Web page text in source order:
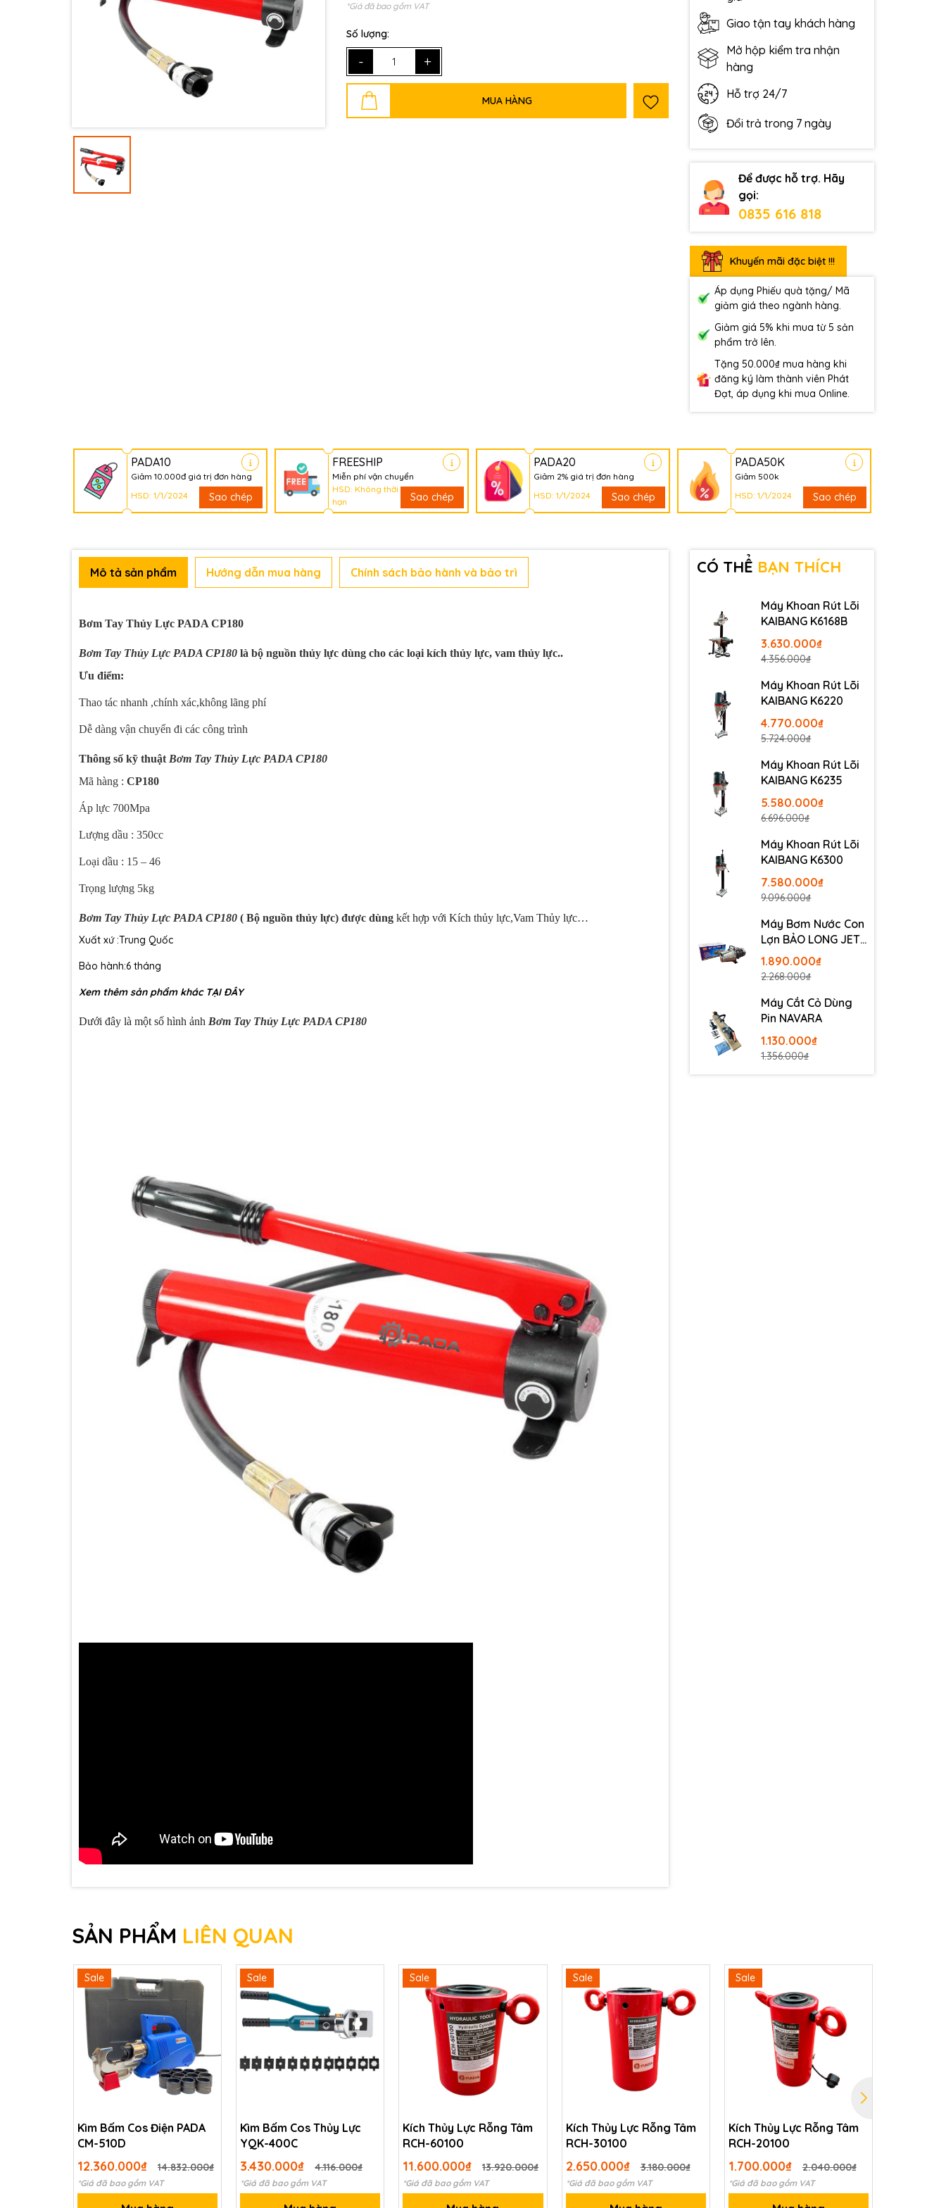
*Giá đã bao gồm VAT
Số lượng:
- +
MUA HÀNG
Giao tận tay khách hàng
Mở hộp kiểm tra nhận
hàng
Hỗ trợ 24/7
Đổi trả trong 7 ngày
Để được hỗ trợ. Hãy
gọi:
0835 616 818
Khuyến mãi đặc biệt !!!
Áp dụng Phiếu quà tặng/ Mã
giảm giá theo ngành hàng.
Giảm giá 5% khi mua từ 5 sản
phẩm trở lên.
Tặng 50.000₫ mua hàng khi
đăng ký làm thành viên Phát
Đạt, áp dụng khi mua Online.
PADA10
Giảm 10.000đ giá trị đơn hàng
HSD: 1/1/2024
Sao chép
FREESHIP
Miễn phí vận chuyển
HSD: Không thời
hạn
Sao chép
PADA20
Giảm 2% giá trị đơn hàng
HSD: 1/1/2024
Sao chép
PADA50K
Giảm 500k
HSD: 1/1/2024
Sao chép
Mã giảm giá:
Ngày hết hạn:
Điều kiện:
Mô tả sản phẩm Hướng dẫn mua hàng Chính sách bảo hành và bảo trì
Bơm Tay Thủy Lực PADA CP180
Bơm Tay Thủy Lực PADA CP180 là bộ nguồn thủy lực dùng cho các loại kích thủy lực, vam thủy lực..
Ưu điểm:
Thao tác nhanh ,chính xác,không lãng phí
Dễ dàng vận chuyển đi các công trình
Thông số kỹ thuật Bơm Tay Thủy Lực PADA CP180
Mã hàng : CP180
Áp lực 700Mpa
Lượng dầu : 350cc
Loại dầu : 15 – 46
Trọng lượng 5kg
Bơm Tay Thủy Lực PADA CP180 ( Bộ nguồn thủy lực) được dùng kết hợp với Kích thủy lực,Vam Thủy lực…
Xuất xứ :Trung Quốc
Bảo hành:6 tháng
Xem thêm sản phẩm khác TẠI ĐÂY
Dưới đây là một số hình ảnh Bơm Tay Thủy Lực PADA CP180
CÓ THỂ BẠN THÍCH
Máy Khoan Rút Lõi
KAIBANG K6168B
3.630.000₫
4.356.000₫
Máy Khoan Rút Lõi
KAIBANG K6220
4.770.000₫
5.724.000₫
Máy Khoan Rút Lõi
KAIBANG K6235
5.580.000₫
6.696.000₫
Máy Khoan Rút Lõi
KAIBANG K6300
7.580.000₫
9.096.000₫
Máy Bơm Nước Con
Lợn BẢO LONG JET-
100
1.890.000₫
2.268.000₫
Máy Cắt Cỏ Dùng
Pin NAVARA
1.130.000₫
1.356.000₫
SẢN PHẨM LIÊN QUAN
Sale
Kìm Bấm Cos Điện PADA
CM-510D
12.360.000₫ 14.832.000₫
*Giá đã bao gồm VAT
Sale
Kìm Bấm Cos Thủy Lực
YQK-400C
3.430.000₫ 4.116.000₫
*Giá đã bao gồm VAT
Sale
Kích Thủy Lực Rỗng Tâm
RCH-60100
11.600.000₫ 13.920.000₫
*Giá đã bao gồm VAT
Sale
Kích Thủy Lực Rỗng Tâm
RCH-30100
2.650.000₫ 3.180.000₫
*Giá đã bao gồm VAT
Sale
Kích Thủy Lực Rỗng Tâm
RCH-20100
1.700.000₫ 2.040.000₫
*Giá đã bao gồm VAT